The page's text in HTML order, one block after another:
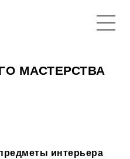
МАСТЕРСТВА
интерьера